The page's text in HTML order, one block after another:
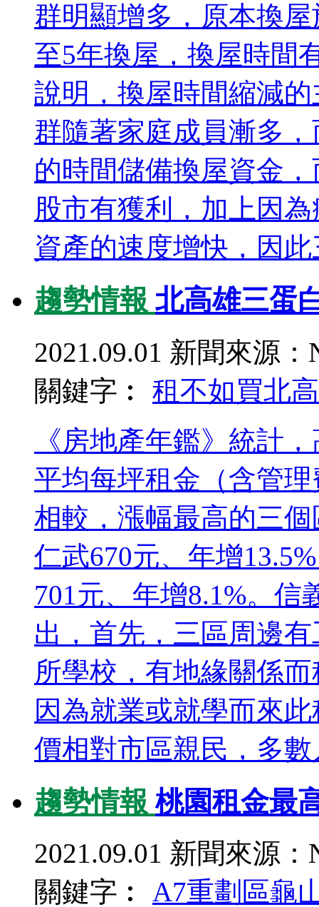
群明顯增多，原本換
至5年換屋，換屋時間
說明，換屋時間縮減
群隨著家庭成員漸多
的時間儲備換屋資金
股市有獲利，加上因
資產的速度增快，因
趨勢情報 北高雄三蛋
2021.09.01 新聞來源：
關鍵字︰ 租不如買北
《房地產年鑑》統計
平均每坪租金（含管
相較，漲幅最高的三
仁武670元、年增
701元、年增8.1%。
出，首先，三區周邊
所學校，有地緣關係
因為就業或就學而來
價相對市區親民，多數
趨勢情報桃園租金最
2021.09.01 新聞來源：
關鍵字︰ A7重劃區龜